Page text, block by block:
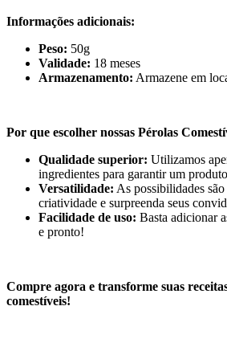
Informações adicionais:
Peso: 50g
Validade: 18 meses
Armazenamento: Armazene em
Por que escolher nossas Pérolas
Qualidade superior: Utilizamos
ingredientes para garantir um
Versatilidade: As possibilidades
criatividade e surpreenda seus
Facilidade de uso: Basta adicionar
e pronto!
Compre agora e transforme suas
comestíveis!